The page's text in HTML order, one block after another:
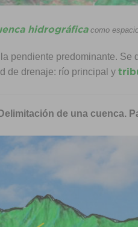
hidrográficacomo
pendiente predominante. Se
de drenaje: río principal y
de una cuenca.